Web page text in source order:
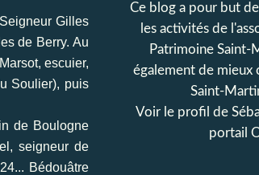
Gilles
de Berry. Au
escuier,
Soulier), puis
de Boulogne
seigneur de
Bédouâtre
Ce blog a pour but
les activités de
Patrimoine Saint-
également de mieux
Saint-
Voir le profil de
portail